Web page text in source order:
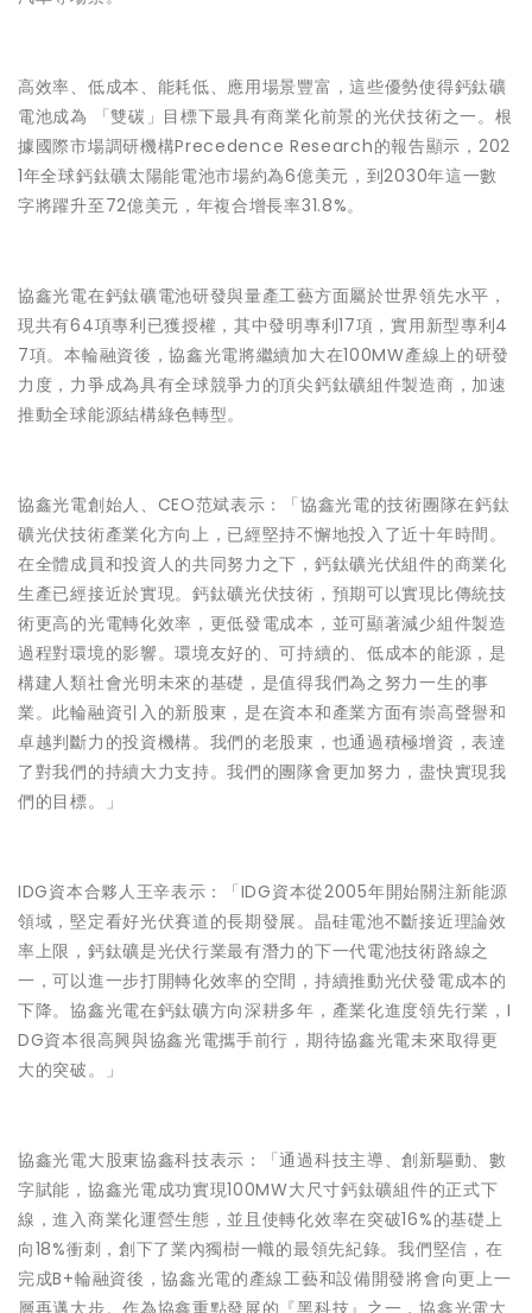
高效率、低成本、能耗低、應用場景豐富，這些優勢使得鈣鈦礦
電池成為 「雙碳」目標下最具有商業化前景的光伏技術之一。根
據國際市場調研機構Precedence Research的報告顯示，202
1年全球鈣鈦礦太陽能電池市場約為6億美元，到2030年這一數
字將躍升至72億美元，年複合增長率31.8%。
協鑫光電在鈣鈦礦電池研發與量產工藝方面屬於世界領先水平，
現共有64項專利已獲授權，其中發明專利17項，實用新型專利4
7項。本輪融資後，協鑫光電將繼續加大在100MW產線上的研發
力度，力爭成為具有全球競爭力的頂尖鈣鈦礦組件製造商，加速
推動全球能源結構綠色轉型。
協鑫光電創始人、CEO范斌表示：「協鑫光電的技術團隊在鈣鈦
礦光伏技術產業化方向上，已經堅持不懈地投入了近十年時間。
在全體成員和投資人的共同努力之下，鈣鈦礦光伏組件的商業化
生產已經接近於實現。鈣鈦礦光伏技術，預期可以實現比傳統技
術更高的光電轉化效率，更低發電成本，並可顯著減少組件製造
過程對環境的影響。環境友好的、可持續的、低成本的能源，是
構建人類社會光明未來的基礎，是值得我們為之努力一生的事
業。此輪融資引入的新股東，是在資本和產業方面有崇高聲譽和
卓越判斷力的投資機構。我們的老股東，也通過積極增資，表達
了對我們的持續大力支持。我們的團隊會更加努力，盡快實現我
們的目標。」
IDG資本合夥人王辛表示：「IDG資本從2005年開始關注新能源
領域，堅定看好光伏賽道的長期發展。晶硅電池不斷接近理論效
率上限，鈣鈦礦是光伏行業最有潛力的下一代電池技術路線之
一，可以進一步打開轉化效率的空間，持續推動光伏發電成本的
下降。協鑫光電在鈣鈦礦方向深耕多年，產業化進度領先行業，I
DG資本很高興與協鑫光電攜手前行，期待協鑫光電未來取得更
大的突破。」
協鑫光電大股東協鑫科技表示：「通過科技主導、創新驅動、數
字賦能，協鑫光電成功實現100MW大尺寸鈣鈦礦組件的正式下
線，進入商業化運營生態，並且使轉化效率在突破16%的基礎上
向18%衝刺，創下了業內獨樹一幟的最領先紀錄。我們堅信，在
完成B+輪融資後，協鑫光電的產線工藝和設備開發將會向更上一
層再邁大步。作為協鑫重點發展的『黑科技』之一，協鑫光電大